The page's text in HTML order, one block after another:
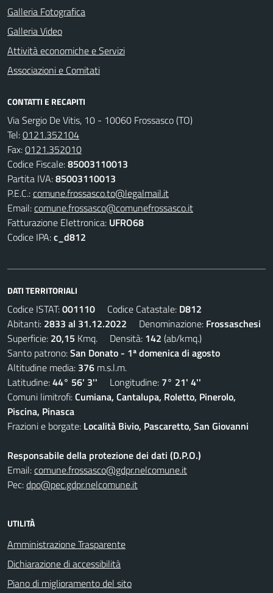
Galleria Fotografica
Galleria Video
Attività economiche e Servizi
Associazioni e Comitati
CONTATTI E RECAPITI
Via Sergio De Vitis, 10 - 10060 Frossasco (TO)
Tel:0121.352104
Fax:0121.352010
Codice Fiscale:85003110013
Partita IVA:85003110013
P.E.C.:comune.frossasco.to@legalmail.it
Email:comune.frossasco@comunefrossasco.it
Fatturazione Elettronica: UFRO68
Codice IPA:c_d812
DATI TERRITORIALI
Codice ISTAT:001110 Codice Catastale: D812
Abitanti: 2833 al 31.12.2022 Denominazione: Frossaschesi
Superficie: 20,15 Kmq. Densità: 142 (ab/kmq.)
Santo patrono:San Donato - 1ª domenica di agosto
Altitudine media: 376 m.s.l.m.
Latitudine:44° 56' 3'' Longitudine: 7° 21' 4''
Comuni limitrofi:Cumiana, Cantalupa, Roletto, Pinerolo,
Piscina, Pinasca
Frazioni e borgate: Località Bivio, Pascaretto, San Giovanni
Responsabile della protezione dei dati (D.P.O.)
Email:comune.frossasco@gdpr.nelcomune.it
Pec:dpo@pec.gdpr.nelcomune.it
UTILITÀ
Amministrazione Trasparente
Dichiarazione di accessibilità
Piano di miglioramento del sito